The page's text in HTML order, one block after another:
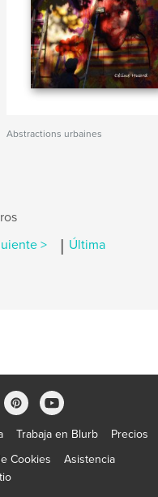
Abstractions urbaines
> | Última
Trabaja en Blurb
Precios
Cookies
Asistencia